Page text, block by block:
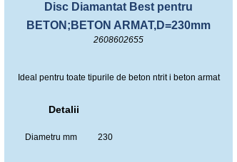
Disc Diamantat Best pentru
BETON;BETON ARMAT,D=230mm
2608602655
Ideal pentru toate tipurile de beton ntrit i beton armat
Detalii
Diametru mm 230